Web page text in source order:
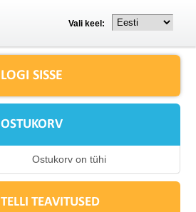
Vali keel:
LOGI SISSE
OSTUKORV
Ostukorv on tühi
TELLI TEAVITUSED